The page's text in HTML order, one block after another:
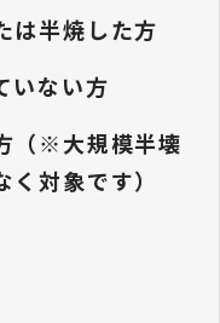
は半焼した方
いない方
（※大規模半壊
対象です）